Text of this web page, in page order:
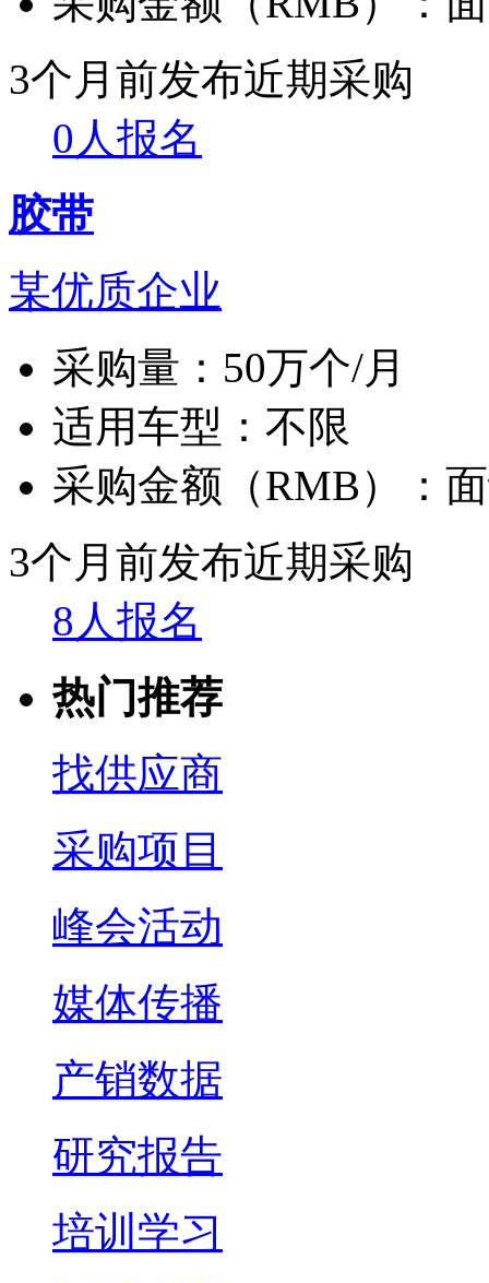
3个月前发布近期采购
0人报名
胶带
某优质企业
采购量： 50万个/月
适用车型： 不限
采购金额（RMB）：
3个月前发布近期采购
8人报名
热门推荐
找供应商
采购项目
峰会活动
媒体传播
产销数据
研究报告
培训学习